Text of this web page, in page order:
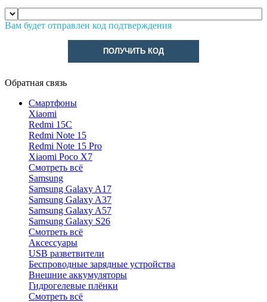
Вам будет отправлен код подтверждения
ПОЛУЧИТЬ КОД
Обратная связь
Смартфоны
Xiaomi
Redmi 15C
Redmi Note 15
Redmi Note 15 Pro
Xiaomi Poco X7
Смотреть всё
Samsung
Samsung Galaxy A17
Samsung Galaxy A37
Samsung Galaxy A57
Samsung Galaxy S26
Смотреть всё
Аксессуары
USB разветвители
Беспроводные зарядные устройства
Внешние аккумуляторы
Гидрогелевые плёнки
Смотреть всё